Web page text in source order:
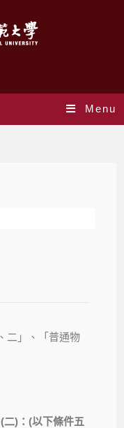
Menu
二」、「普通物
(二) ：(以下條件五